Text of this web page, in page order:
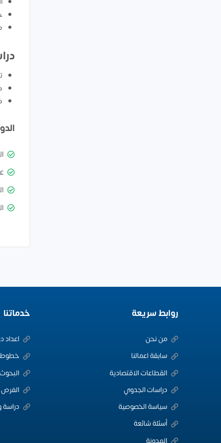
روابط سريعة
من نحن
سابقة اعمالنا
القطاعات الاقتصادية
دراسات الجدوي
سياسة الخصوصية
أسئلة شائعة
المدونة
خدماتنا
اعداد
خطوط
الفرص
دراسة